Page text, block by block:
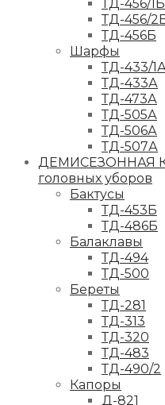
ТД-456/1Б
ТД-456/
ТД-456Б
Шарфы
ТД-433/
ТД-433А
ТД-473А
ТД-505А
ТД-506А
ТД-507А
ДЕМИСЕЗОННАЯ
головных уборов
Бактусы
ТД-453Б
ТД-486Б
Балаклавы
ТД-494
ТД-500
Береты
ТД-281
ТД-313
ТД-320
ТД-483
ТД-490/2
Капоры
Д-821